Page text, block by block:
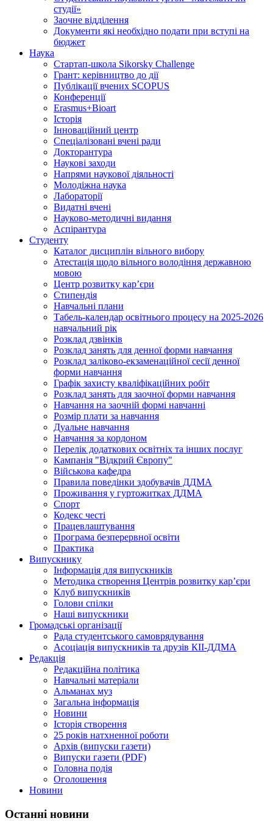
студії»
Заочне відділення
Документи які необхідно подати при вступі на
бюджет
Наука
Стартап-школа Sikorsky Challenge
Грант: керівництво до дії
Публікації вчених SCOPUS
Конференції
Erasmus+Bioart
Історія
Інноваційний центр
Спеціалізовані вчені ради
Докторантура
Наукові заходи
Напрями наукової діяльності
Молодіжна наука
Лабораторії
Видатні вчені
Науково-методичні видання
Аспірантура
Студенту
Каталог дисциплін вільного вибору
Атестація щодо вільного володіння державною
мовою
Центр розвитку кар’єри
Стипендія
Навчальні плани
Табель-календар освітнього процесу на 2025-2026
навчальний рік
Розклад дзвінків
Розклад занять для денної форми навчання
Розклад заліково-екзаменаційної сесії денної
форми навчання
Графік захисту кваліфікаційних робіт
Розклад занять для заочної форми навчання
Навчання на заочній формі навчанні
Розмір плати за навчання
Дуальне навчання
Навчання за кордоном
Перелік додаткових освітніх та інших послуг
Кампанія "Відкрий Європу"
Військова кафедра
Правила поведінки здобувачів ДДМА
Проживання у гуртожитках ДДМА
Спорт
Кодекс честі
Працевлаштування
Програма безперервної освіти
Практика
Випускнику
Інформація для випускників
Методика створення Центрів розвитку кар’єри
Клуб випускників
Голови спілки
Наші випускники
Громадські організації
Рада студентського самоврядування
Асоціація випускників та друзів КІІ-ДДМА
Редакція
Редакційна політика
Навчальні матеріали
Альманах муз
Загальна інформація
Новини
Історія створення
25 років натхненної роботи
Архів (випуски газети)
Випуски газети (PDF)
Головна подія
Оголошення
Новини
Останні новини